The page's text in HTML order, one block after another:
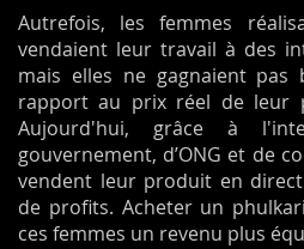
Autrefois, les femmes
vendaient leur travail à des
mais elles ne gagnaient pas
rapport au prix réel de leur
Aujourd'hui, grâce à
gouvernement, d’ONG et de
vendent leur produit en
de profits. Acheter un
ces femmes un revenu plus